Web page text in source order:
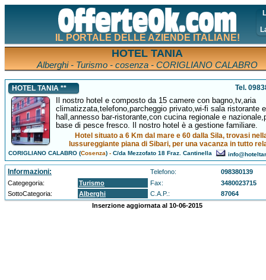
IL PORTALE DELLE AZIENDE ITALIANE!
HOTEL TANIA
Alberghi - Turismo - cosenza - CORIGLIANO CALABRO
HOTEL TANIA ** Tel.
Il nostro hotel e composto da 15 camere con bagno,tv,aria
climatizzata,telefono,parcheggio privato,wi-fi sala ristorante e
hall,annesso bar-ristorante,con cucina regionale e
base di pesce fresco. Il nostro hotel è a gestione familiare.
Hotel situato a 6 Km dal mare e 60 dalla Sila, trovasi
lussureggiante piana di Sibari, per una vacanza in tutto
CORIGLIANO CALABRO (Cosenza) -C/da Mezzofato 18 Fraz. Cantinella
Informazioni: Telefono:
098380139
Categegoria:
Turismo Fax:
3480023715
SottoCategoria:
Alberghi C.A.P.:
87064
Inserzione aggiornata al 10-06-2015